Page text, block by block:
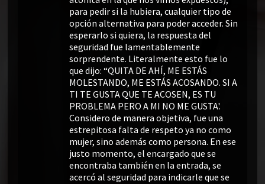
para pedir si la hubiera, cualquier tipo de
opción alternativa para poder acceder. Sin
esperarlo si quiera, la respuesta del
seguridad fue lamentablemente
sorprendente. Literalmente esto fue lo
que dijo: “QUITA DE AHÍ, ME ESTÁS
MOLESTANDO, ME ESTÁS ACOSANDO. SI A
TI TE GUSTA QUE TE ACOSEN, ES TU
PROBLEMA PERO A MI NO ME GUSTA'.
Considero de manera objetiva, fue una
estrepitosa falta de respeto ya no como
mujer, sino además como persona. En ese
justo momento, el encargado que se
encontraba también en la entrada, se
acercó al seguridad para indicarle que se